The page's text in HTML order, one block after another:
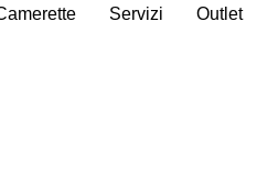
Servizi Outlet